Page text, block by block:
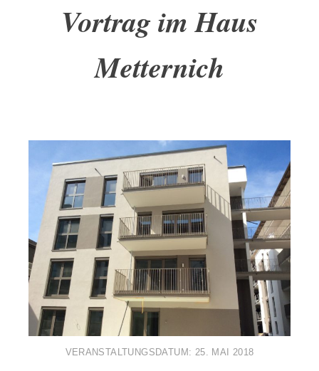
Vortrag im Haus
Metternich
VERANSTALTUNGSDATUM: 25. MAI 2018